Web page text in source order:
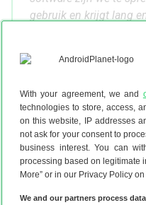
With your agreement, we and
technologies to store, access,
on this website, IP addresses
not ask for your consent to
business interest. You can
processing based on legitimate
More” or in our Privacy Policy on
We and our partners process
gebruik en krijgt lang
Op het nieuwe ontwerp
maar dat is helemaal
prima vlaggenschip
waarvoor je niet de
Als je nu de S20 hebt,
over te stappen.
dan is de upgrade
→ Lees meer in de